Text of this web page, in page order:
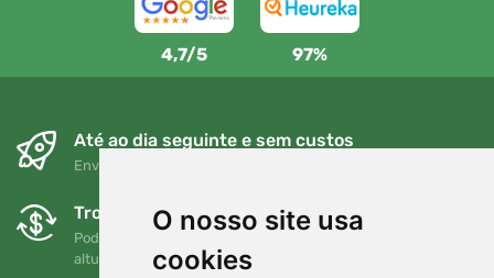
O nosso site usa
cookies
4,7/5 97%
Até ao dia seguinte e sem custos
Envio gratuito para encomendas superiores a 80 EUR
Trocas e devoluções gratuitas
Pode devolver ou trocar a sua encomenda em qualquer
altura no prazo de 90 dias